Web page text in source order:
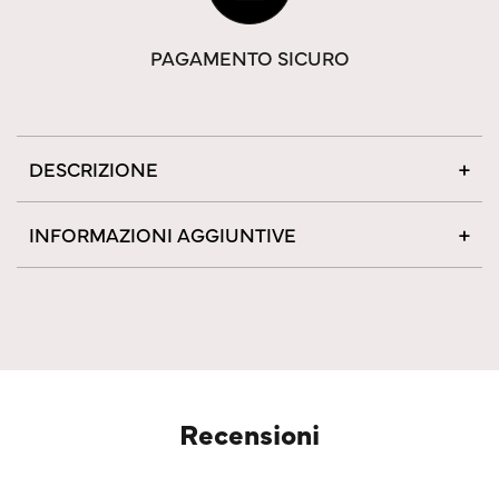
PAGAMENTO SICURO
DESCRIZIONE
INFORMAZIONI AGGIUNTIVE
Recensioni